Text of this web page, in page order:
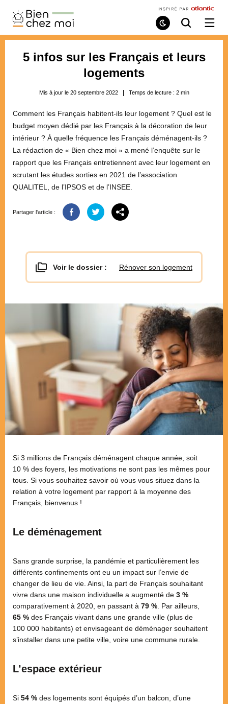
Bien
Chez
Moi
Mode
de
Recherche
/
5 infos sur les Français et leurs
logements
Mis à jour le 20 septembre 2022 Temps de lecture : 2 min
Comment les Français habitent-ils leur logement ? Quel est le
budget moyen dédié par les Français à la décoration de leur
intérieur ? À quelle fréquence les Français déménagent-ils ?
La rédaction de « Bien chez moi » a mené l’enquête sur le
rapport que les Français entretiennent avec leur logement en
scrutant les études sorties en 2021 de l’association
QUALITEL, de l’IPSOS et de l’INSEE.
Partager l'article :
Voir le dossier : Rénover son logement
Si 3 millions de Français déménagent chaque année, soit
10 % des foyers, les motivations ne sont pas les mêmes pour
tous. Si vous souhaitez savoir où vous vous situez dans la
relation à votre logement par rapport à la moyenne des
Français, bienvenus !
Le déménagement
Sans grande surprise, la pandémie et particulièrement les
différents confinements ont eu un impact sur l’envie de
changer de lieu de vie. Ainsi, la part de Français souhaitant
vivre dans une maison individuelle a augmenté de 3 %
comparativement à 2020, en passant à 79 % . Par ailleurs,
65 % des Français vivant dans une grande ville (plus de
100 000 habitants) et envisageant de déménager souhaitent
s’installer dans une petite ville, voire une commune rurale.
L’espace extérieur
Si 54 % des logements sont équipés d’un balcon, d’une